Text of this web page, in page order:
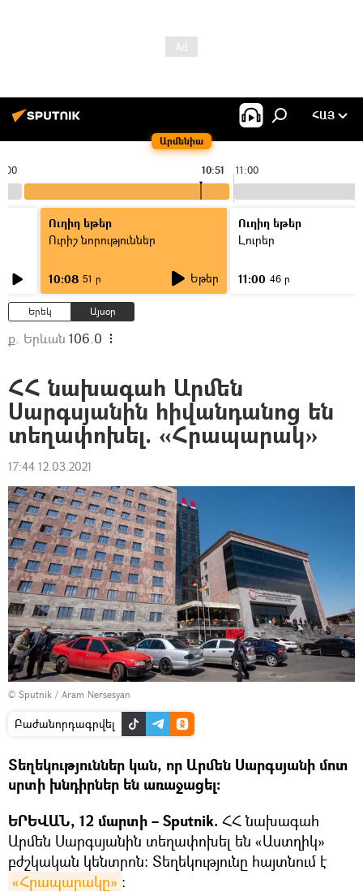
Արմենիա
ՀԱՅ
11:00
10:51
Ուղիղ եթեր
Ուրիշ նորություններ
10:08 51 ր Եթեր
Ուղիղ եթեր
Լուրեր
11:00 46 ր
Երեկ Այսօր
ք. Երևան 106.0
ՀՀ նախագահ Արմեն
Սարգսյանին հիվանդանոց են
տեղափոխել. «Հրապարակ»
17:44 12.03.2021
© Sputnik / Aram Nersesyan
Բաժանորդագրվել
Տեղեկություններ կան, որ Արմեն Սարգսյանի մոտ
սրտի խնդիրներ են առաջացել։
ԵՐԵՎԱՆ, 12 մարտի – Sputnik. ՀՀ նախագահ
Արմեն Սարգսյանին տեղափոխել են «Աստղիկ»
բժշկական կենտրոն։ Տեղեկությունը հայտնում է
«Հրապարակը» ։